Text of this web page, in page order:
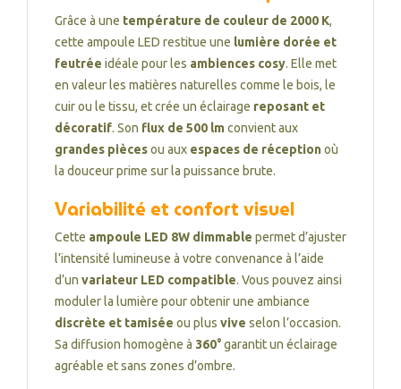
Grâce à une température de couleur de 2000 K,
cette ampoule LED restitue une lumière dorée et
feutrée idéale pour les ambiences cosy. Elle met
en valeur les matières naturelles comme le bois, le
cuir ou le tissu, et crée un éclairage reposant et
décoratif. Son flux de 500 lmconvient aux
grandes piècesou aux espaces de réceptionoù
la douceur prime sur la puissance brute.
Variabilité et confort visuel
Cette ampoule LED 8W dimmable permet d’ajuster
l’intensité lumineuse à votre convenance à l’aide
d’un variateur LED compatible. Vous pouvez ainsi
moduler la lumière pour obtenir une ambiance
discrète et tamisée ou plus vive selon l’occasion.
Sa diffusion homogène à 360°garantit un éclairage
agréable et sans zones d’ombre.